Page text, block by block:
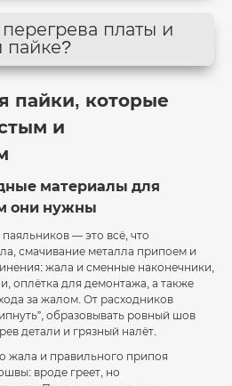
платы и
пайке?
пайки, которые
и
материалы для
они нужны
— это всё, что
смачивание металла припоем и
жала и сменные наконечники,
оплётка для демонтажа, а также
за жалом. От расходников
образовывать ровный шов
детали и грязный налёт.
жала и правильного припоя
вроде греет, но